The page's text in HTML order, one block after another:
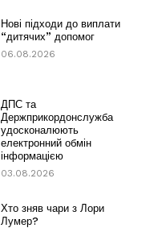
Нові підходи до виплати
“дитячих” допомог
06.08.2026
ДПС та
Держприкордонслужба
удосконалюють
електронний обмін
інформацією
03.08.2026
Хто зняв чари з Лори
Лумер?